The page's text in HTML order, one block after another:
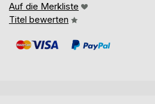
Auf die Merkliste
Titel bewerten